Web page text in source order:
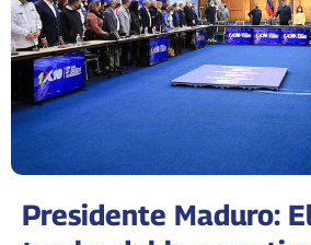
Presidente Maduro: